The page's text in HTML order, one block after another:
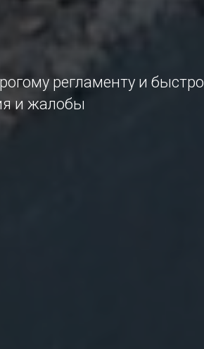
регламенту и быстро
и жалобы